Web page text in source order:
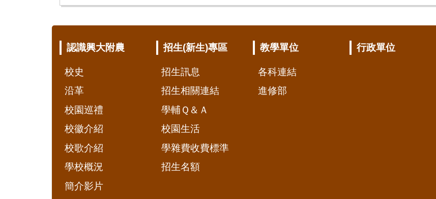
認識興大附農
校史
沿革
校園巡禮
校徽介紹
校歌介紹
學校概況
簡介影片
招生(新生)專區
招生訊息
招生相關連結
學輔Ｑ＆Ａ
校園生活
學雜費收費標準
招生名額
教學單位
各科連結
進修部
行政單位